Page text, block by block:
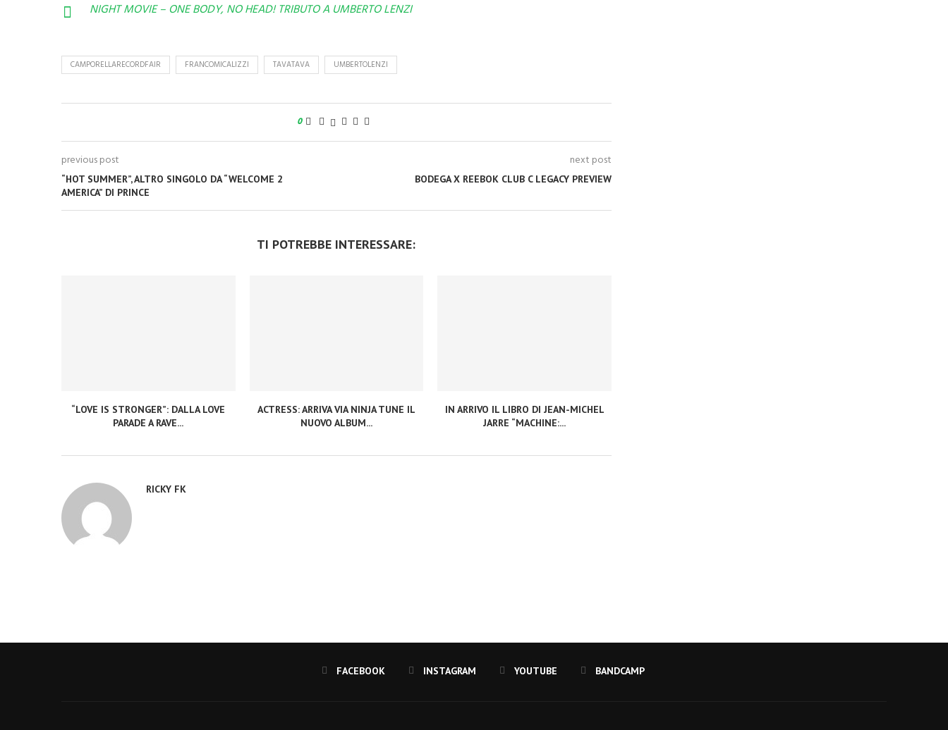
NIGHT MOVIE – ONE BODY, NO HEAD! TRIBUTO A UMBERTO LENZI
CAMPORELLARECORDFAIR FRANCOMICALIZZI TAVATAVA UMBERTOLENZI
0
previous post
“HOT SUMMER”, ALTRO SINGOLO DA “WELCOME 2
AMERICA” DI PRINCE
next post
BODEGA X REEBOK CLUB C LEGACY PREVIEW
TI POTREBBE INTERESSARE:
“LOVE IS STRONGER”: DALLA LOVE
PARADE A RAVE...
ACTRESS: ARRIVA VIA NINJA TUNE IL
NUOVO ALBUM...
IN ARRIVO IL LIBRO DI JEAN-MICHEL
JARRE “MACHINE:...
RICKY FK
FACEBOOK INSTAGRAM YOUTUBE